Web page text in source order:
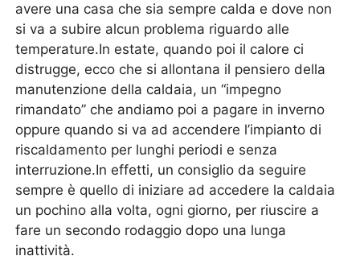
avere una casa che sia sempre calda e dove non
si va a subire alcun problema riguardo alle
temperature.In estate, quando poi il calore ci
distrugge, ecco che si allontana il pensiero della
manutenzione della caldaia, un “impegno
rimandato” che andiamo poi a pagare in inverno
oppure quando si va ad accendere l’impianto di
riscaldamento per lunghi periodi e senza
interruzione.In effetti, un consiglio da seguire
sempre è quello di iniziare ad accedere la caldaia
un pochino alla volta, ogni giorno, per riuscire a
fare un secondo rodaggio dopo una lunga
inattività.